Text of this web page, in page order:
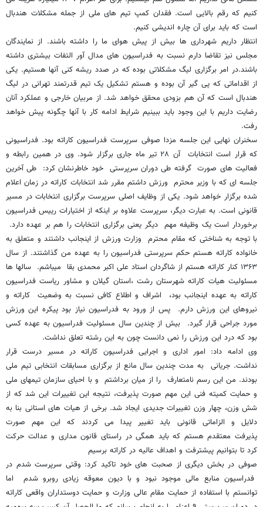
کنیم که رقم بالایی است. فقدان کمپ تیم های ملی از جمله مشکلات هندبال
است که باید برای آن چاره اندیشی کنیم.
انتظار داریم شهرداری ها بیش از پیش هوای ما را داشته باشند. از نمایندگان
مجلس نیز تقاضا دارم نسبت به فدراسیون های مدال آور التفات بیشتری داشته
باشند.در امر برگزاری لیگ مشکلاتی بوده که در صدد ریشه کنی آنها هستیم. یکی
از اقداماتی که پی گیر آن بوده و هستم تشکیل یک تیم قدرتمند تهرانی در لیگ
هندبال است که آن هم بزودی محقق خواهد شد. از مربیان خارجی و عملکرد آنان
رضایت داریم با این وجود باید ببینیم شرایط ادامه کار با آنها چگونه پیش خواهد
رفت.
سخنران نهایی این جلسه مزدا صوفی سرپرست فدراسیون کاراته بود. فدراسیونی
که قرار است انتخابات آن ۲۸ تیر ماه جاری برگزار شود. وی در همین رابطه و
فعالیت های صورت گرفته طی دوران سرپرستی خود خاطرنشان کرد: طی آخرین
جلسه ای که با وزیر محترم ورزش داشتم مقرر شد انتخابات کاراته در زمان اعلام
شده برگزار خواهد شود. یکی از وظایف اصلی سرپرست برگزاری انتخابات در مسیر
قانونی است. به عبارت دیگر، سرپرست علاوه بر اینکه از اختیارات رییس فدراسیون
برخوردار است یک وظیفه مهم دیگر یعنی برگزاری انتخابات را هم بر عهده دارد.
با توجه به شناختی که مقام محترم وزارت ورزش از اینجانب داشتند و متعلق به
خانواده کاراته هستم حکم سرپرستی فدراسیون را به عهده من گذاشتند. از سال
۱۳۶۳ کنار کاراته هستم از شاگردان استاد علی اکبر محمدی بقا میباشم. سالها ها
مسئولیت هیات کاراته شهرستان رشت ،استان گیلان و مشاور ریاست فدراسیون
کاراته به عهده اینجانب بود، اشراف و اطلاع کافی نسبت به وضعیت کاراته و
نیروهای این ورزش دارم. پس از ورود به فدراسیون نیاز بود پیکره این ورزش
مورد جراحی قرار گیرد. بیش از چندین سال مسئولیت فدراسیون به عهده کسی
بود که درد این ورزش را نمی دانست چون به این رشته تعلق نداشت.
وی ادامه داد: امور اداری و اجرایی فدراسیون کاراته در مسیر درست قرار
نداشت. جریانی به مدت چندین سال مانع از برگزاری مسابقات انتخابی تیم ملی
بودند. من این رسم نامتعارف را از میان برداشتم و با احیای سازمان تیمهای ملی
و حمایت کمیته فنی این مهم صورت پذیرفت، نتیجه این تغییرات این شد که از
شش وزن، چهار وزن تغییرات جدیدی ایجاد شد. برخی از هیات های استانی بنا به
دلایل و الزاماتی قانونی باید تغییر پیدا می کردند که این مهم صورت
پذیرفت معتقدم هستم که باید همگی در راستای قانون مداری و عدالت حرکت
کرد تا بتوانیم پیشترفت و اهداف عالیه در کاراته برسیم
صوفی در بخش دیگری از صحبت های خود تاکید کرد: وقتی سرپرست شدم در
فدراسیون منابع مالی موجود نبود و با دیون معوقه زیادی روبرو شدم اما
توانستم با استفاده از حمایت مقام عالی وزارت و حمایت دوستداران واقعی کاراته